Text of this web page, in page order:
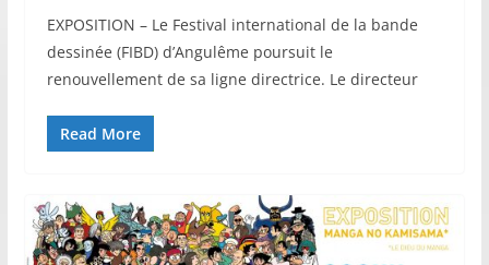
EXPOSITION – Le Festival international de la bande
dessinée (FIBD) d’Angulême poursuit le
renouvellement de sa ligne directrice. Le directeur
Read More